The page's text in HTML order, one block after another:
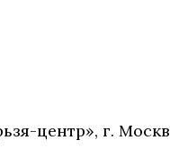
центр», г.